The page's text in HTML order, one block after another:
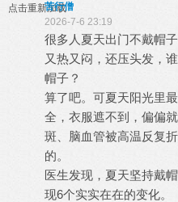
点击重新加载
苦行僧
2026-7-6 23:19
很多人夏天出门不戴帽子
又热又闷，还压头发，
帽子？
算了吧。可夏天阳光里
全，衣服遮不到，偏偏
斑、脑血管被高温反复
的。
医生发现，夏天坚持戴
现6个实实在在的变化。